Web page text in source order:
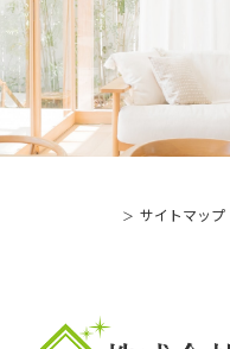
サイトマップ